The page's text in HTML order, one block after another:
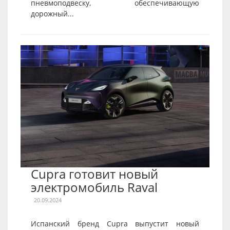
пневмоподвеску, обеспечивающую
дорожный...
Cupra готовит новый
электромобиль Raval
20.09.2024
Испанский бренд Cupra выпустит новый